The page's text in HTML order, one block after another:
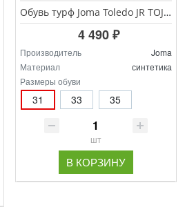
Обувь турф Joma Toledo JR TOJW.2504.TF
4 490 ₽
Производитель
Joma
Материал
синтетика
Размеры обуви
31 33 35
шт
В КОРЗИНУ